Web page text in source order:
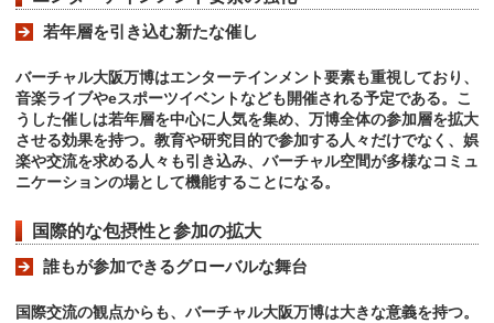
若年層を引き込む新たな催し
バーチャル大阪万博はエンターテインメント要素も重視しており、
音楽ライブやeスポーツイベントなども開催される予定である。こ
うした催しは若年層を中心に人気を集め、万博全体の参加層を拡大
させる効果を持つ。教育や研究目的で参加する人々だけでなく、娯
楽や交流を求める人々も引き込み、バーチャル空間が多様なコミュ
ニケーションの場として機能することになる。
国際的な包摂性と参加の拡大
誰もが参加できるグローバルな舞台
国際交流の観点からも、バーチャル大阪万博は大きな意義を持つ。